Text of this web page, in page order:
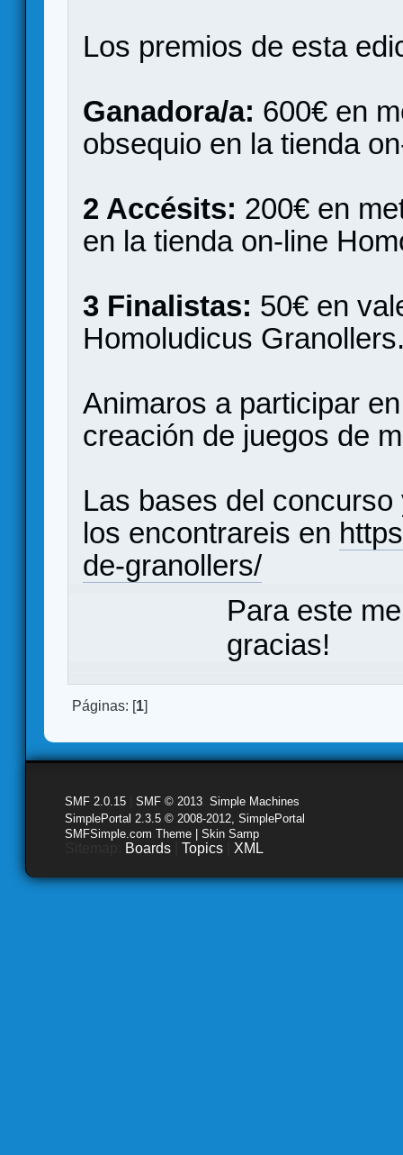
Los premios de esta
Ganadora/a: 600€ en
obsequio en la tienda
2 Accésits: 200€ en
en la tienda on-line
3 Finalistas: 50€ en
Homoludicus
Animaros a participar
creación de juegos de
Las bases del
los encontrareis en
de-granollers/
Para este
gracias!
Páginas: [1]
SMF 2.0.15 SMF © 2013 Simple Machines
SimplePortal 2.3.5 © 2008-2012, SimplePortal
SMFSimple.com Theme | Skin Samp
Boards Topics XML